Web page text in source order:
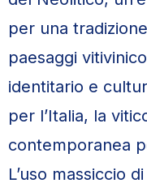
per una
paesaggi
identitario e
per l’Italia, la
contemporanea
L’uso massiccio